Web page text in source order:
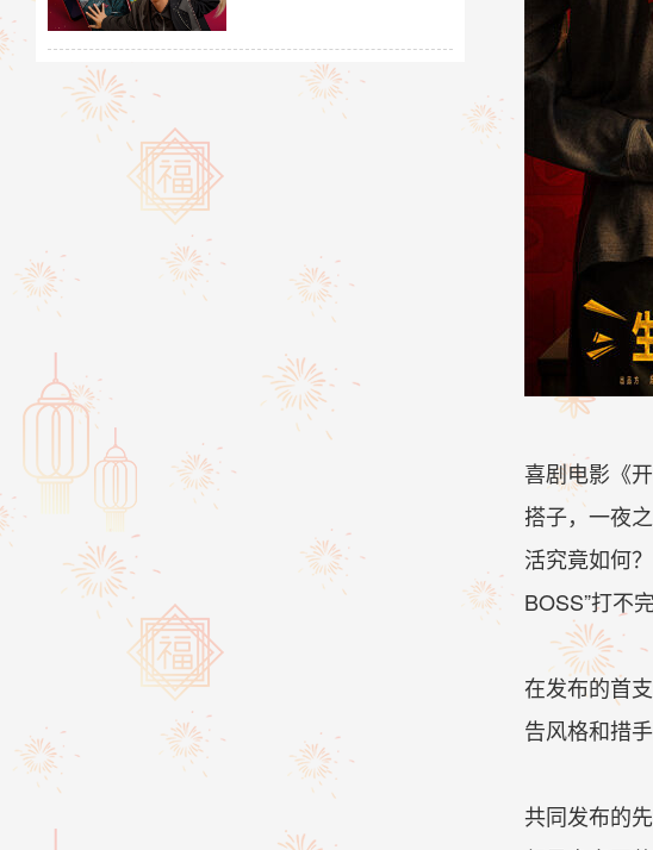
喜剧电影《
搭子，一夜
活究竟如何
BOSS”打不
在发布的首
告风格和措
共同发布的